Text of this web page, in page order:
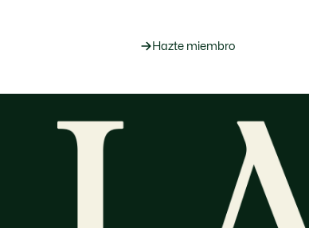
Hazte miembro